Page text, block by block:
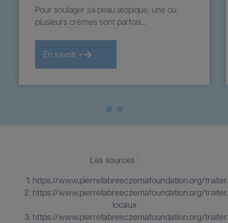
Pour soulager sa peau atopique, une ou
plusieurs crèmes sont parfois
En savoir +
1
Les sources :
https://www.pierrefabreeczemafoundation.org/
https://www.pierrefabreeczemafoundation.org/
locaux
https://www.pierrefabreeczemafoundation.org/